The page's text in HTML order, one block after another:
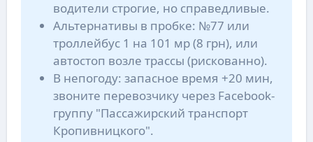
водители строгие, но справедливые.
Альтернативы в пробке: №77 или
троллейбус 1 на 101 мр (8 грн), или
автостоп возле трассы (рискованно).
В непогоду: запасное время +20 мин,
звоните перевозчику через Facebook-
группу "Пассажирский транспорт
Кропивницкого".